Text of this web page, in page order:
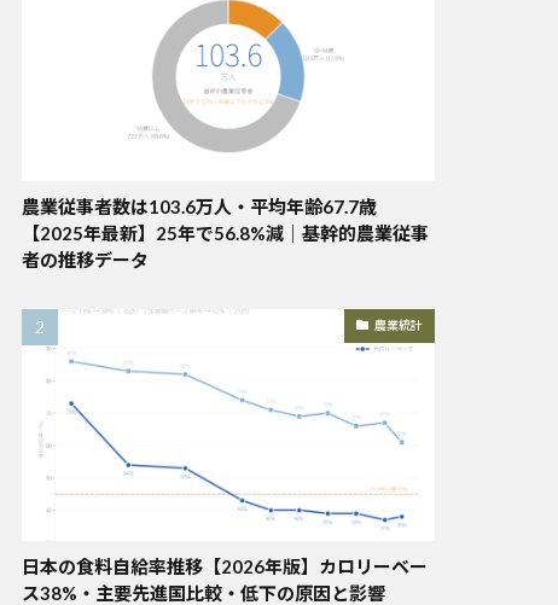
農業従事者数は103.6万人・平均年齢67.7歳
【2025年最新】25年で56.8%減｜基幹的農業従事
者の推移データ
農業統計
日本の食料自給率推移【2026年版】カロリーベー
ス38%・主要先進国比較・低下の原因と影響